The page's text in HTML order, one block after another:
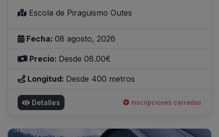
Escola de Piragüismo Outes
Fecha: 08 agosto, 2026
Precio: Desde 08.00€
Longitud: Desde 400 metros
Detalles Inscripciones cerradas